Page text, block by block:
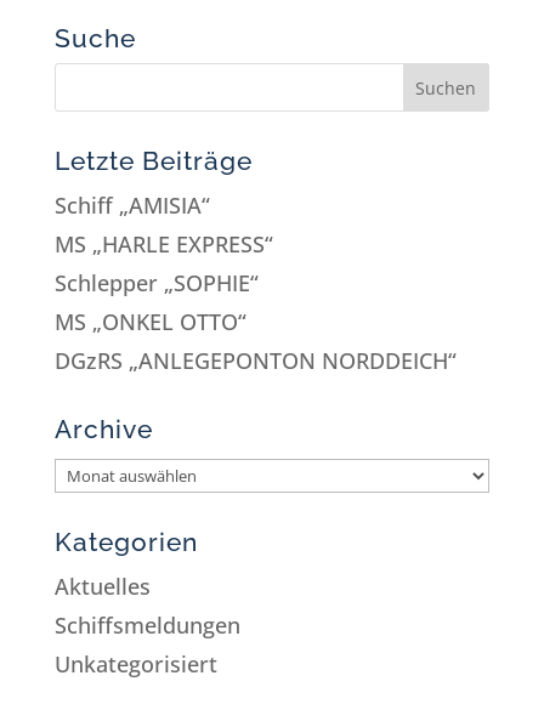
Suche
Letzte Beiträge
Schiff „AMISIA“
MS „HARLE EXPRESS“
Schlepper „SOPHIE“
MS „ONKEL OTTO“
DGzRS „ANLEGEPONTON NORDDEICH“
Archive
Kategorien
Aktuelles
Schiffsmeldungen
Unkategorisiert